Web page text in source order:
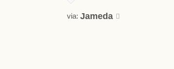
via: Jameda